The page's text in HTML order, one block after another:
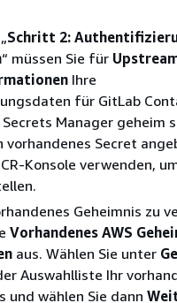
Schritt 2:
“ müssen Sie für
Ihre
für GitLab
Manager geheim
vorhandenes Secret
Konsole verwenden,
Geheimnis zu
Vorhandenes AWS
aus. Wählen Sie unter
Auswahlliste Ihr
und wählen Sie dann